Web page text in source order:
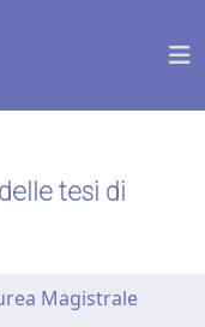
tesi di
Magistrale